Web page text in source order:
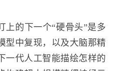
上的下一个“硬骨头”是多
型中复现，以及大脑那精
一代人工智能描绘怎样的